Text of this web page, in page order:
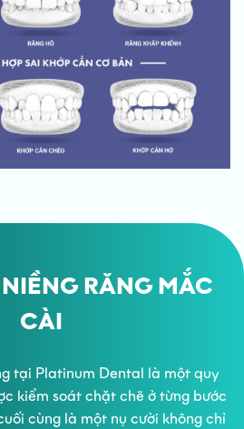
RĂNG MẮC
CÀI
tại Platinum Dental là một quy
kiểm soát chặt chẽ ở từng bước
cùng là một nụ cười không chỉ